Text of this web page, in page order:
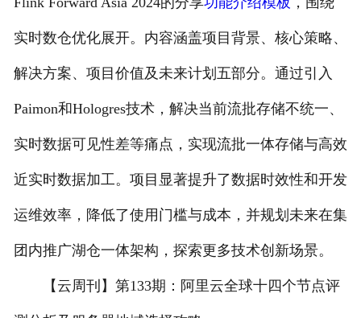
实时数仓优化展开。内容涵盖项目背景、核心策略、
解决方案、项目价值及未来计划五部分。通过引入
Paimon和Hologres技术，解决当前流批存储不统一、
实时数据可见性差等痛点，实现流批一体存储与高效
近实时数据加工。项目显著提升了数据时效性和开发
运维效率，降低了使用门槛与成本，并规划未来在集
团内推广湖仓一体架构，探索更多技术创新场景。
【云周刊】第133期：阿里云全球十四个节点评